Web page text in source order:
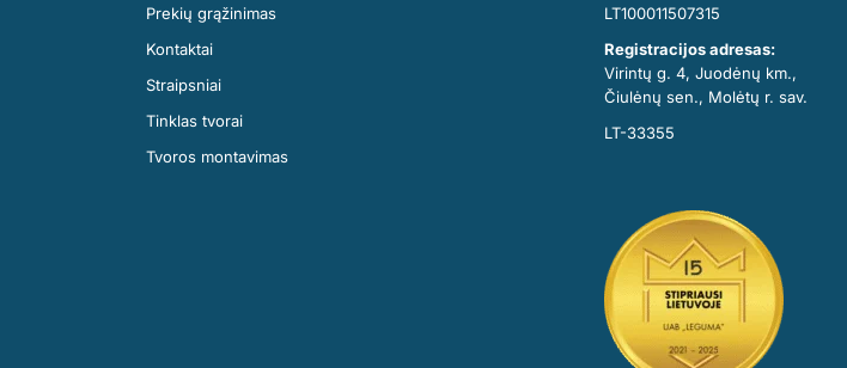
Prekių grąžinimas
Kontaktai
Straipsniai
Tinklas tvorai
Tvoros montavimas
LT100011507315
Registracijos adresas:
Virintų g. 4, Juodėnų km.,
Čiulėnų sen., Molėtų r. sav.
LT-33355